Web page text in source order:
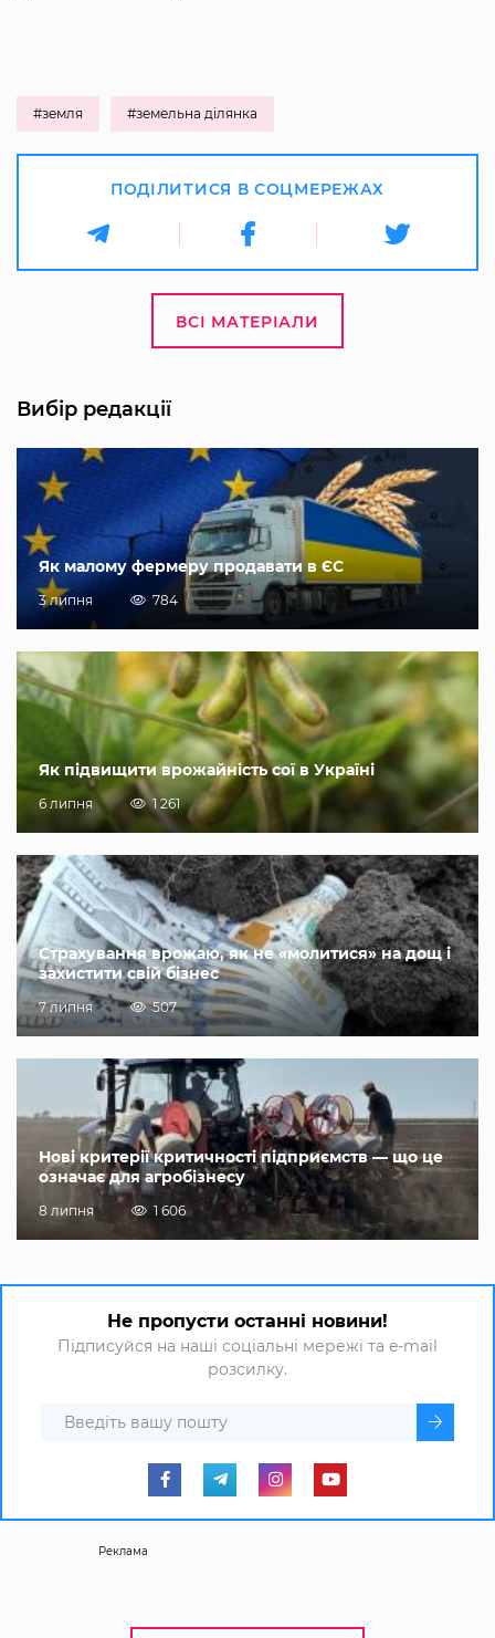
#земля #земельна ділянка
ПОДІЛИТИСЯ В СОЦМЕРЕЖАХ
ВСІ МАТЕРІАЛИ
Вибір редакції
Як малому фермеру продавати в ЄС
3 липня 784
Як підвищити врожайність сої в Україні
6 липня 1 261
Страхування врожаю, як не «молитися» на дощ і
захистити свій бізнес
7 липня 507
Нові критерії критичності підприємств — що це
означає для агробізнесу
8 липня 1 606
Не пропусти останні новини!
Підписуйся на наші соціальні мережі та e-mail
розсилку.
Реклама